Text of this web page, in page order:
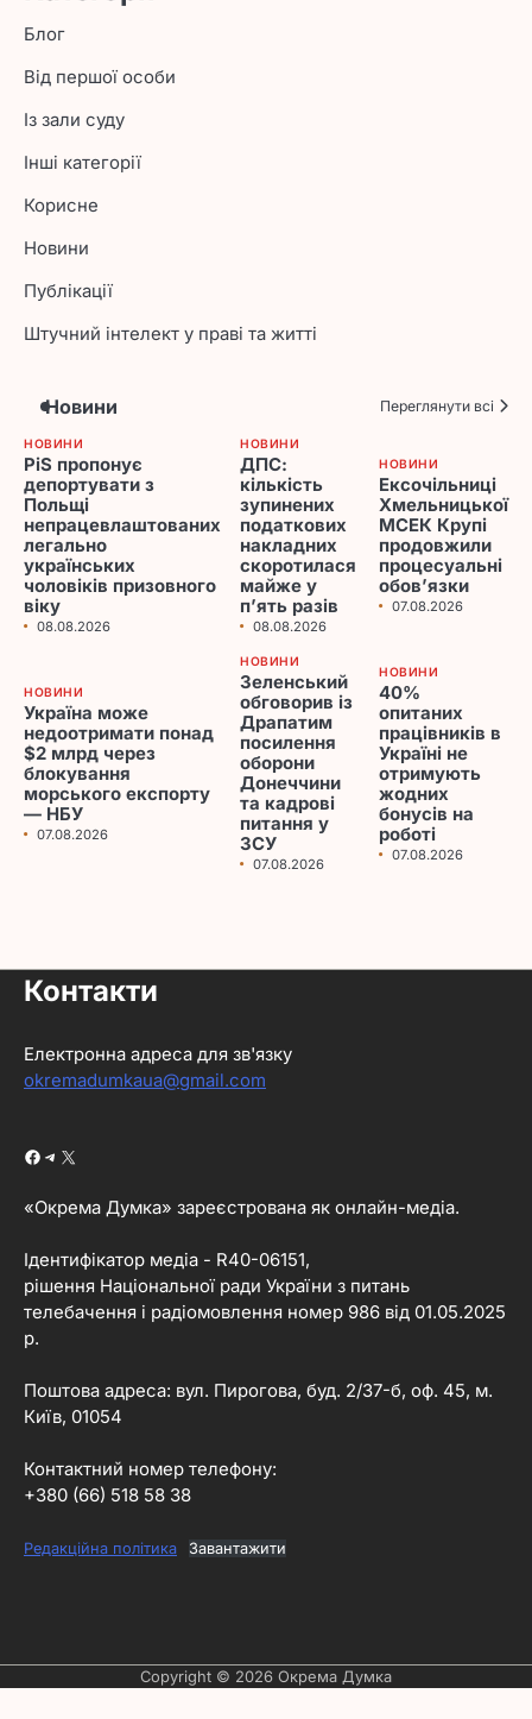
Блог
Від першої особи
Із зали суду
Інші категорії
Корисне
Новини
Публікації
Штучний інтелект у праві та житті
Новини Переглянути всі
НОВИНИ
PiS пропонує
депортувати з
Польщі
непрацевлаштованих
легально
українських
чоловіків призовного
віку
08.08.2026
НОВИНИ
ДПС:
кількість
зупинених
податкових
накладних
скоротилася
майже у
п’ять разів
08.08.2026
НОВИНИ
Ексочільниці
Хмельницької
МСЕК Крупі
продовжили
процесуальні
обов’язки
07.08.2026
НОВИНИ
Україна може
недоотримати понад
$2 млрд через
блокування
морського експорту
— НБУ
07.08.2026
НОВИНИ
Зеленський
обговорив із
Драпатим
посилення
оборони
Донеччини
та кадрові
питання у
ЗСУ
07.08.2026
НОВИНИ
40%
опитаних
працівників в
Україні не
отримують
жодних
бонусів на
роботі
07.08.2026
Контакти
Електронна адреса для зв'язку
okremadumkaua@gmail.com
Facebook
Telegram
X
«Окрема Думка» зареєстрована як онлайн-медіа.
Ідентифікатор медіа - R40-06151,
рішення Національної ради України з питань
телебачення і радіомовлення номер 986 від 01.05.2025
р.
Поштова адреса: вул. Пирогова, буд. 2/37-б, оф. 45, м.
Київ, 01054
Контактний номер телефону:
+380 (66) 518 58 38
Редакційна політика Завантажити
Copyright © 2026 Окрема Думка